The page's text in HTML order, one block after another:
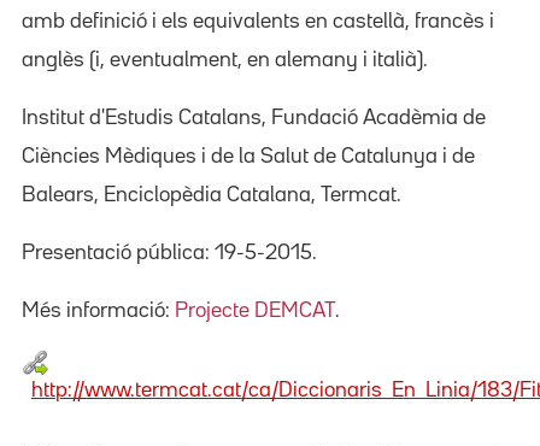
amb definició i els equivalents en castellà, francès i
anglès (i, eventualment, en alemany i italià).
Institut d'Estudis Catalans, Fundació Acadèmia de
Ciències Mèdiques i de la Salut de Catalunya i de
Balears, Enciclopèdia Catalana, Termcat.
Presentació pública: 19-5-2015.
Més informació: Projecte DEMCAT .
http://www.termcat.cat/ca/Diccionaris_En_Linia/183/